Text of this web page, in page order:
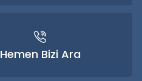
Hemen Bizi Ara